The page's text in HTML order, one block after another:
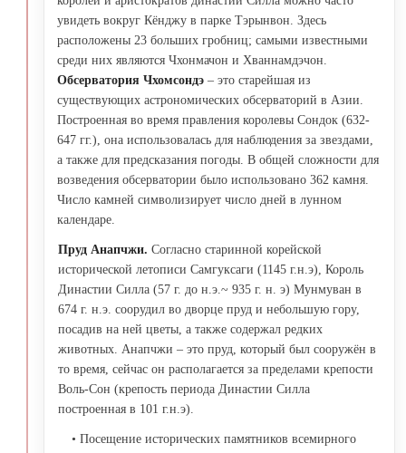
увидеть вокруг Кёнджу в парке Тэрынвон. Здесь
расположены 23 больших гробниц; самыми известными
среди них являются Чхонмачон и Хваннамдэчон.
Обсерватория Чхомсондэ– это старейшая из
существующих астрономических обсерваторий в Азии.
Построенная во время правления королевы Сондок (632-
647 гг.), она использовалась для наблюдения за звездами,
а также для предсказания погоды. В общей сложности для
возведения обсерватории было использовано 362 камня.
Число камней символизирует число дней в лунном
календаре.
Пруд Анапчжи. Согласно старинной корейской
исторической летописи Самгуксаги (1145 г.н.э), Король
Династии Силла (57 г. до н.э.~ 935 г. н. э) Мунмуван в
674 г. н.э. соорудил во дворце пруд и небольшую гору,
посадив на ней цветы, а также содержал редких
животных. Анапчжи – это пруд, который был сооружён в
то время, сейчас он располагается за пределами крепости
Воль-Сон (крепость периода Династии Силла
построенная в 101 г.н.э).
• Посещение исторических памятников всемирного